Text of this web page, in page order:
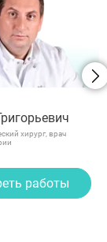
хирург, врач
работы